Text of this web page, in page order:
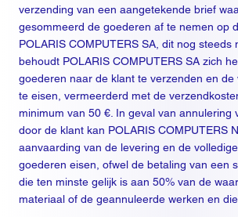
verzending van een aangetekende brief
gesommeerd de goederen af te nemen op
POLARIS COMPUTERS SA, dit nog steeds
behoudt POLARIS COMPUTERS SA zich
goederen naar de klant te verzenden en de
te eisen, vermeerderd met de
minimum van 50 €. In geval van annulering
door de klant kan POLARIS COMPUTERS
aanvaarding van de levering en de
goederen eisen, ofwel de betaling van een
die ten minste gelijk is aan 50% van de
materiaal of de geannuleerde werken en